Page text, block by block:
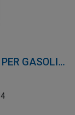
GASOLIO